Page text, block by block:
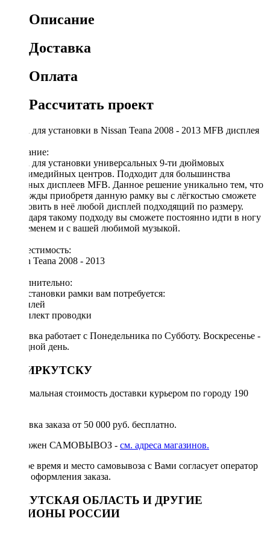
Описание
Доставка
Оплата
Рассчитать проект
Рамка для установки в Nissan Teana 2008 - 2013 MFB дисплея
Описание:
Рамка для установки универсальных 9-ти дюймовых
мультимедийных центров. Подходит для большинства
овальных дисплеев MFB. Данное решение уникально тем, что
единожды приобретя данную рамку вы с лёгкостью сможете
установить в неё любой дисплей подходящий по размеру.
Благодаря такому подходу вы сможете постоянно идти в ногу
со временем и с вашей любимой музыкой.
Совместимость:
Nissan Teana 2008 - 2013
Дополнительно:
Для установки рамки вам потребуется:
◦ дисплей
◦ комплект проводки
Доставка работает с Понедельника по Субботу. Воскресенье -
выходной день.
ПО ИРКУТСКУ
Минимальная стоимость доставки курьером по городу 190
Доставка заказа от 50 000 руб. бесплатно.
Возможен САМОВЫВОЗ - см. адреса магазинов.
Точное время и место самовывоза с Вами согласует оператор
после оформления заказа.
ИРКУТСКАЯ ОБЛАСТЬ И ДРУГИЕ
РЕГИОНЫ РОССИИ